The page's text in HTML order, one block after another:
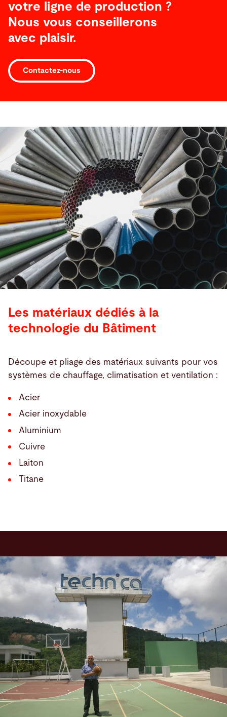
votre ligne de production ?
Nous vous conseillerons
avec plaisir.
Contactez-nous
Les matériaux dédiés à la
technologie du Bâtiment
Découpe et pliage des matériaux suivants pour vos
systèmes de chauffage, climatisation et ventilation :
Acier
Acier inoxydable
Aluminium
Cuivre
Laiton
Titane